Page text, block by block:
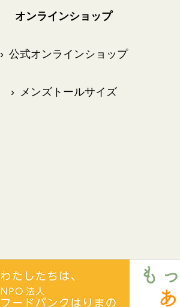
オンラインショップ
›公式オンラインショップ
›メンズトールサイズ